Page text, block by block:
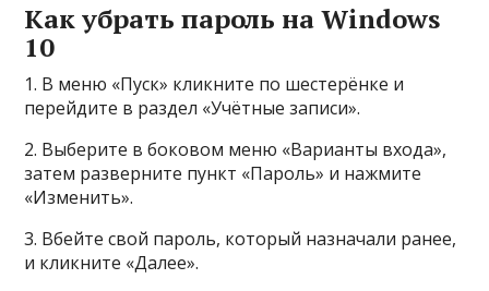
Как убрать пароль на Windows
10
1. В меню «Пуск» кликните по шестерёнке и
перейдите в раздел «Учётные записи».
2. Выберите в боковом меню «Варианты входа»,
затем разверните пункт «Пароль» и нажмите
«Изменить».
3. Вбейте свой пароль, который назначали ранее,
и кликните «Далее».